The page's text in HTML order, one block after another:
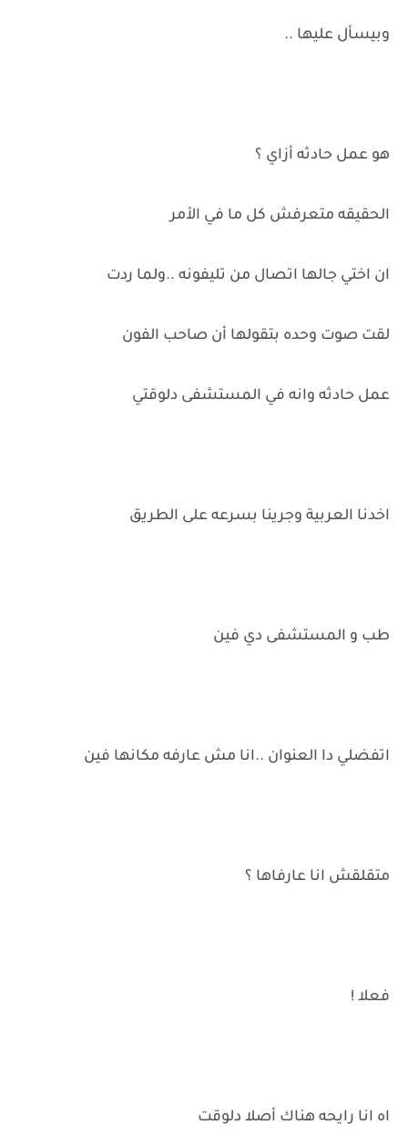
وبيسأل عليها ..
هو عمل حادثه أزاي ؟
الحقيقه متعرفش كل ما في الأمر
ان اختي جالها اتصال من تليفونه ..ولما ردت
لقت صوت وحده بتقولها أن صاحب الفون
عمل حادثه وانه في المستشفى دلوقتي
اخدنا العربية وجرينا بسرعه على الطريق
طب و المستشفى دي فين
اتفضلي دا العنوان ..انا مش عارفه مكانها فين
متقلقش انا عارفاها ؟
فعلا !
اه انا رايحه هناك أصلا دلوقت